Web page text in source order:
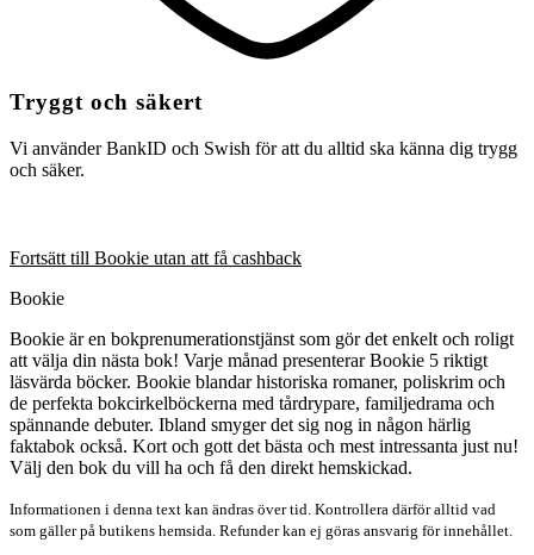
Tryggt och säkert
Vi använder BankID och Swish för att du alltid ska känna dig trygg
och säker.
Fortsätt till Bookie utan att få cashback
Bookie
Bookie är en bokprenumerationstjänst som gör det enkelt och roligt
att välja din nästa bok! Varje månad presenterar Bookie 5 riktigt
läsvärda böcker. Bookie blandar historiska romaner, poliskrim och
de perfekta bokcirkelböckerna med tårdrypare, familjedrama och
spännande debuter. Ibland smyger det sig nog in någon härlig
faktabok också. Kort och gott det bästa och mest intressanta just nu!
Välj den bok du vill ha och få den direkt hemskickad.
Informationen i denna text kan ändras över tid. Kontrollera därför alltid vad
som gäller på butikens hemsida. Refunder kan ej göras ansvarig för innehållet.